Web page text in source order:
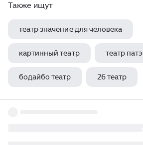
Также ищут
театр значение для человека
картинный театр театр патэ
бодайбо театр 26 театр